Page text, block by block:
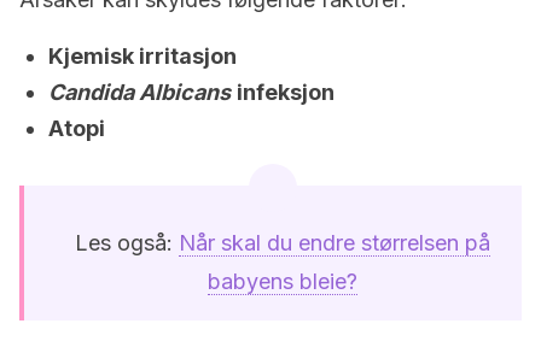
Kjemisk irritasjon
Candida Albicans infeksjon
Atopi
Les også: Når skal du endre størrelsen på
babyens bleie?